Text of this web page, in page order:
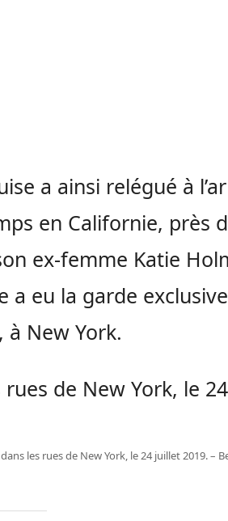
a ainsi relégué à
en Californie, près
ex-femme Katie
a eu la garde exclusive
New York.
les rues de New York, le 24 juillet 2019. –